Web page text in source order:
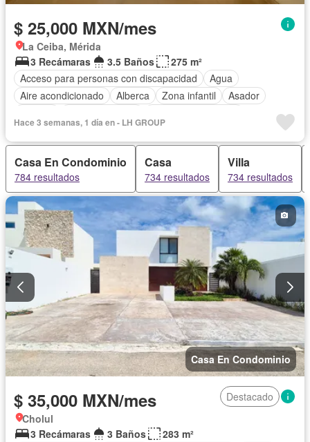
$ 25,000 MXN/mes
La Ceiba, Mérida
3 Recámaras
3.5 Baños
275 m²
Acceso para personas con discapacidad
Agua
Aire acondicionado
Alberca Zona infantil
Asador
Circuito cerrado de televisión
Cisterna
Cocina equipada
Cocina integral
Cuarto de Limpieza
Cuarto de servicio
Electricidad
Estacionamiento Gimnasio
Internet
Jardín
Recámara con closet
Sala polivalente
Seguridad
Televisión por cable Terraza
Wifi
Zonas verdes
Permite mascotas
Permite niños
Sin amueblar
Hace 3 semanas, 1 día en - LH GROUP
Casa En Condominio
784 resultados
Casa
734 resultados
Villa
734 resultados
Casa En Condominio
$ 35,000 MXN/mes
Destacado
Cholul
3 Recámaras
3 Baños
283 m²